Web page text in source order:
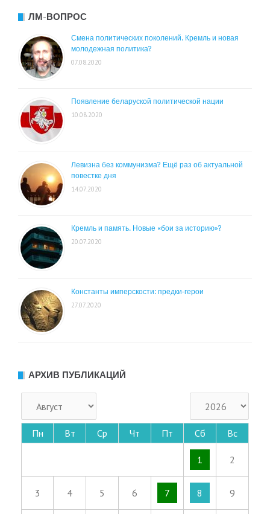
ЛМ-ВОПРОС
Смена политических поколений. Кремль и новая
молодежная политика?
07.08.2020
Появление беларуской политической нации
10.08.2020
Левизна без коммунизма? Ещё раз об актуальной
повестке дня
14.07.2020
Кремль и память. Новые «бои за историю»?
20.07.2020
Константы имперскости: предки-герои
27.07.2020
АРХИВ ПУБЛИКАЦИЙ
Пн Вт Ср Чт Пт Сб Вс
1 2
3 4 5 6 7 8 9